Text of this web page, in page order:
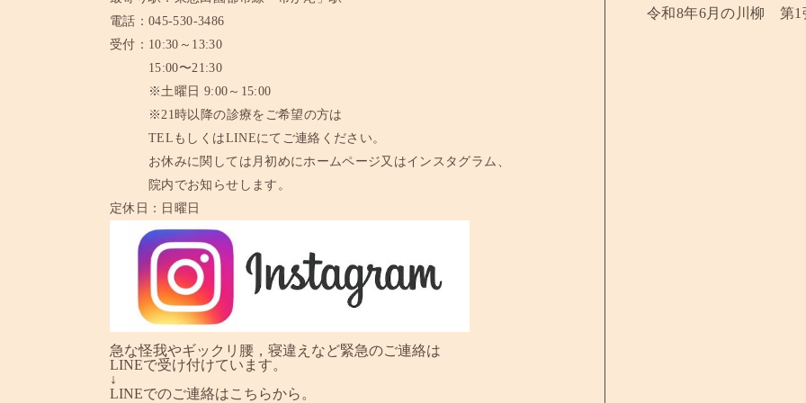
電話：045-530-3486
受付： 10:30～13:30
15:00〜21:30
※土曜日 9:00～15:00
※21時以降の診療をご希望の方は
TELもしくはLINEにてご連絡ください。
お休みに関しては月初めにホームページ又はインスタグラム、
院内でお知らせします。
定休日： 日曜日
急な怪我やギックリ腰，寝違えなど緊急のご連絡は
LINEで受け付けています。
↓
LINEでのご連絡はこちらから。
令和8年6月の川柳 第1